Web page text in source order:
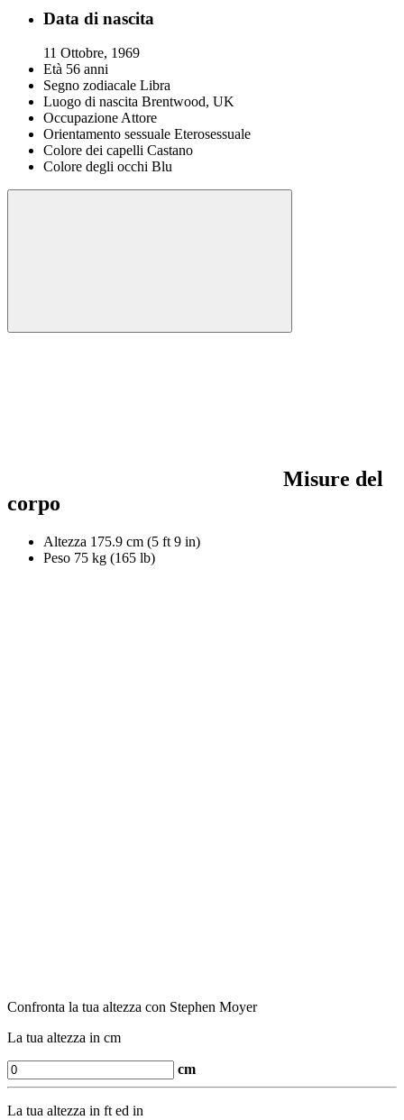
Data di nascita
11 Ottobre, 1969
Età 56 anni
Segno zodiacale Libra
Luogo di nascita Brentwood, UK
OccupazioneAttore
Orientamento sessuale Eterosessuale
Colore dei capelli Castano
Colore degli occhi Blu
Misure del
corpo
Altezza 175.9 cm (5 ft 9 in)
Peso 75 kg (165 lb)
Confronta la tua altezza con Stephen Moyer
La tua altezza in cm
cm
La tua altezza in ft ed in